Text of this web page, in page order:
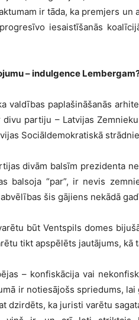
ir tāda, ka premjers
iesaistīšanās
– indulgence
valdības paplašināšanās
divu partiju – Latvijas
Sociāldemokratiskā
divām balsīm prezidenta
balsoja “par”, ir nevis
šis gājiens nekādā
būt Ventspils domes
tikt apspēlēts jautājums, kā
– konfiskācija vai
ir notiesājošs spriedums,
dzirdēts, ka juristi varētu